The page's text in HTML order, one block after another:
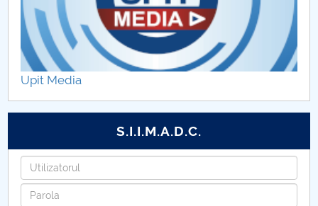
Upit Media
S.I.I.M.A.D.C.
Username
Password